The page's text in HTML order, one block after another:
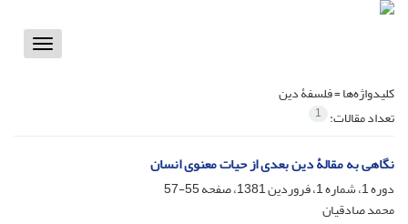
Toggle
کلیدواژه‌ها =فلسفۀ دین
تعداد مقالات: 1
نگاهی به مقالۀ دین بعدی از حیات معنوی انسان
دوره 1، شماره 1، فروردین 1381، صفحه
55-57
محمد صادقیان